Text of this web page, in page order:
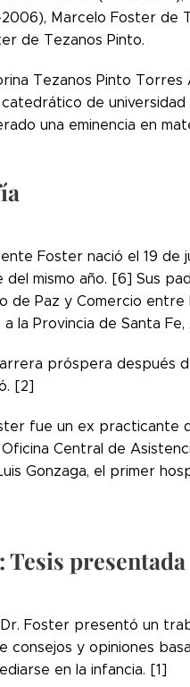
2006), Marcelo Foster de
de Tezanos Pinto.
Tezanos Pinto Torres
de
una eminencia en
Foster nació el 19 de
mismo año. [6] Sus
de Paz y Comercio entre
la Provincia de Santa
próspera después
[2]
fue un ex practicante
Central de
Gonzaga, el primer
Tesis
Dr. Foster presentó un
consejos y opiniones
en la infancia. [1]